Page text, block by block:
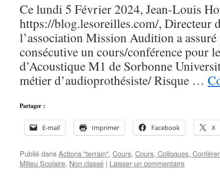
Ce lundi 5 Février 2024, Jean-Louis
https://blog.lesoreilles.com/, Directeur
l’association Mission Audition a assuré
consécutive un cours/conférence pour
d’Acoustique M1 de Sorbonne
métier d’audioprothésiste/ Risque …
Partager :
E-mail Imprimer Facebook X
Publié dansActions "terrain", Cours, Cours, Colloques,
Milieu Scolaire, Non classé | Laisser un commentaire